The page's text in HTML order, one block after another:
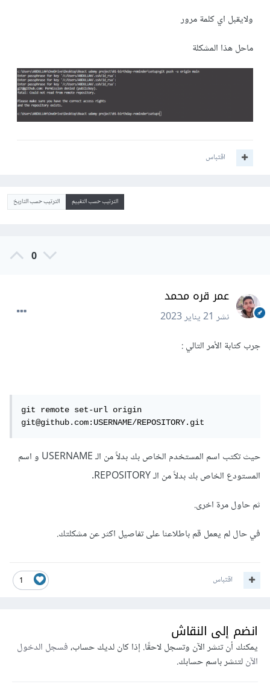
ولايقبل اي كلمة مرور
ماحل هذا المشكلة
اقتباس
الترتيب حسب التقييم الترتيب حسب التاريخ
0
عمر قره محمد
نشر21 يناير 2023
جرب كتابة الأمر التالي
git remote set-url origin
git@github.com:USERNAME/REPOSITORY.git
حيث تكتب اسم المستخدم الخاص بك بدلاً من الـ USERNAME و اسم
المستودع الخاص بك بدلاً من الـ REPOSITORY.
ثم حاول مرة اخرى.
في حال لم يعمل قم باطلاعنا على تفاصيل اكثر عن مشكلتك.
1 اقتباس
انضم إلى النقاش
يمكنك أن تنشر الآن وتسجل لاحقًا. إذا كان لديك حساب،فسجل الدخول
الآنلتنشر باسم حسابك.